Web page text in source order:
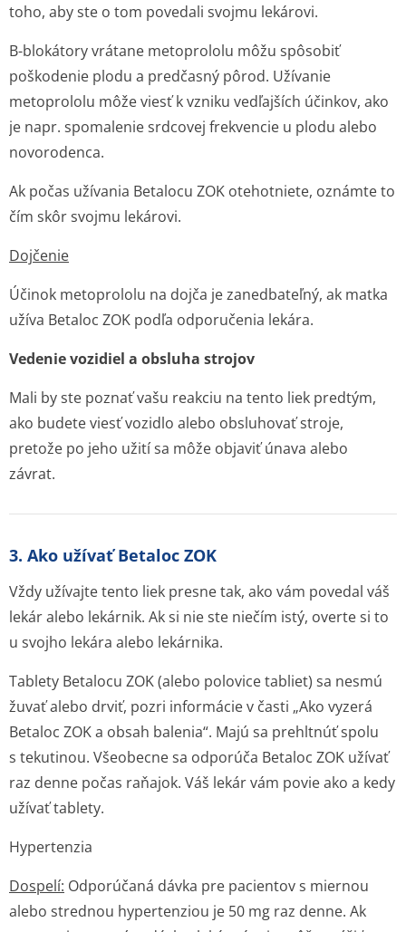
toho, aby ste o tom povedali svojmu lekárovi.
B-blokátory vrátane metoprololu môžu spôsobiť
poškodenie plodu a predčasný pôrod. Užívanie
metoprololu môže viesť k vzniku vedľajších účinkov, ako
je napr. spomalenie srdcovej frekvencie u plodu alebo
novorodenca.
Ak počas užívania Betalocu ZOK otehotniete, oznámte to
čím skôr svojmu lekárovi.
Dojčenie
Účinok metoprololu na dojča je zanedbateľný, ak matka
užíva Betaloc ZOK podľa odporučenia lekára.
Vedenie vozidiel a obsluha strojov
Mali by ste poznať vašu reakciu na tento liek predtým,
ako budete viesť vozidlo alebo obsluhovať stroje,
pretože po jeho užití sa môže objaviť únava alebo
závrat.
3. Ako užívať Betaloc ZOK
Vždy užívajte tento liek presne tak, ako vám povedal váš
lekár alebo lekárnik. Ak si nie ste niečím istý, overte si to
u svojho lekára alebo lekárnika.
Tablety Betalocu ZOK (alebo polovice tabliet) sa nesmú
žuvať alebo drviť, pozri informácie v časti „Ako vyzerá
Betaloc ZOK a obsah balenia“. Majú sa prehltnúť spolu
s tekutinou. Všeobecne sa odporúča Betaloc ZOK užívať
raz denne počas raňajok. Váš lekár vám povie ako a kedy
užívať tablety.
Hypertenzia
Dospelí: Odporúčaná dávka pre pacientov s miernou
alebo strednou hypertenziou je 50 mg raz denne. Ak